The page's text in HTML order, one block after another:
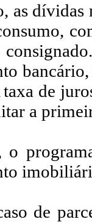
as
de
a
o
de